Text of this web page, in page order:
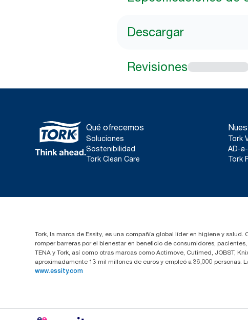
Descargar
Revisiones
Qué ofrecemos
Soluciones
Sostenibilidad
Tork Clean Care
Tork
AD-
Tork
Tork, la marca de Essity, es una compañía global líder en higiene y
romper barreras por el bienestar en beneficio de consumidores,
TENA y Tork, así como otras marcas como Actimove, Cutimed, JOBST,
aproximadamente 13 mil millones de euros y empleó a 36,000
www.essity.com